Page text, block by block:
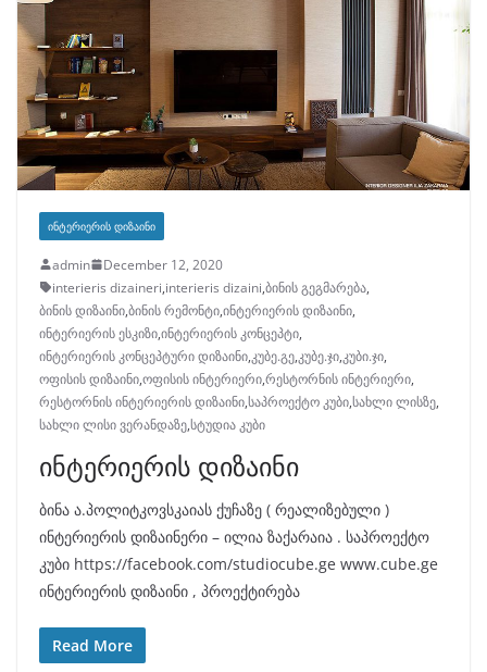
ᲘᲜᲢᲔᲠᲘᲔᲠᲘᲡ ᲓᲘᲖᲐᲘᲜᲘ
admin
December 12, 2020
interieris dizaineri,interieris dizaini,ბინის გეგმარება,
ბინის დიზაინი,ბინის რემონტი,ინტერიერის დიზაინი,
ინტერიერის ესკიზი,ინტერიერის კონცეპტი,
ინტერიერის კონცეპტური დიზაინი,კუბე.გე,კუბე.ჯი,კუბი.ჯი,
ოფისის დიზაინი,ოფისის ინტერიერი,რესტორნის ინტერიერი,
რესტორნის ინტერიერის დიზაინი,საპროექტო კუბი,სახლი ლისზე,
სახლი ლისი ვერანდაზე,სტუდია კუბი
ინტერიერის დიზაინი
ბინა ა.პოლიტკოვსკაიას ქუჩაზე ( რეალიზებული )
ინტერიერის დიზაინერი – ილია ზაქარაია . საპროექტო
კუბი https://facebook.com/studiocube.ge www.cube.ge
ინტერიერის დიზაინი , პროექტირება
Read More